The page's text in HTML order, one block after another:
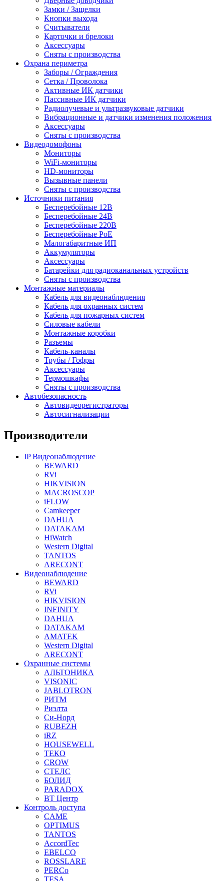
Замки / Защелки
Кнопки выхода
Считыватели
Карточки и брелоки
Аксессуары
Сняты с производства
Охрана периметра
Заборы / Ограждения
Сетка / Проволока
Активные ИК датчики
Пассивные ИК датчики
Радиолучевые и ультразвуковые датчики
Вибрационные и датчики изменения положения
Аксессуары
Сняты с производства
Видеодомофоны
Мониторы
WiFi-мониторы
HD-мониторы
Вызывные панели
Сняты с производства
Источники питания
Бесперебойные 12В
Бесперебойные 24В
Бесперебойные 220В
Бесперебойные PoE
Малогабаритные ИП
Аккумуляторы
Аксессуары
Батарейки для радиоканальных устройств
Сняты с производства
Монтажные материалы
Кабель для видеонаблюдения
Кабель для охранных систем
Кабель для пожарных систем
Силовые кабели
Монтажные коробки
Разъемы
Кабель-каналы
Трубы / Гофры
Аксессуары
Термошкафы
Сняты с производства
Автобезопасность
Автовидеорегистраторы
Автосигнализации
Производители
IP Видеонаблюдение
BEWARD
RVi
HIKVISION
MACROSCOP
iFLOW
Camkeeper
DAHUA
DATAKAM
HiWatch
Western Digital
TANTOS
ARECONT
Видеонаблюдение
BEWARD
RVi
HIKVISION
INFINITY
DAHUA
DATAKAM
AMATEK
Western Digital
ARECONT
Охранные системы
АЛЬТОНИКА
VISONIC
JABLOTRON
РИТМ
Риэлта
Си-Норд
RUBEZH
iRZ
HOUSEWELL
ТЕКО
CROW
СТЕЛС
БОЛИД
PARADOX
ВТ Центр
Контроль доступа
CAME
OPTIMUS
TANTOS
AccordTec
EBELCO
ROSSLARE
PERCo
TESA